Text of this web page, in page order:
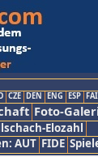
CZE DEN ENG ESP FAI
Foto-
Elozahl
AUT FIDE